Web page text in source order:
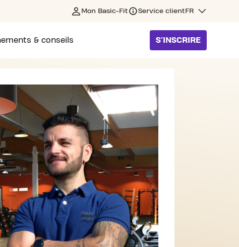
Mon Basic-Fit Service client FR
& conseils S'INSCRIRE